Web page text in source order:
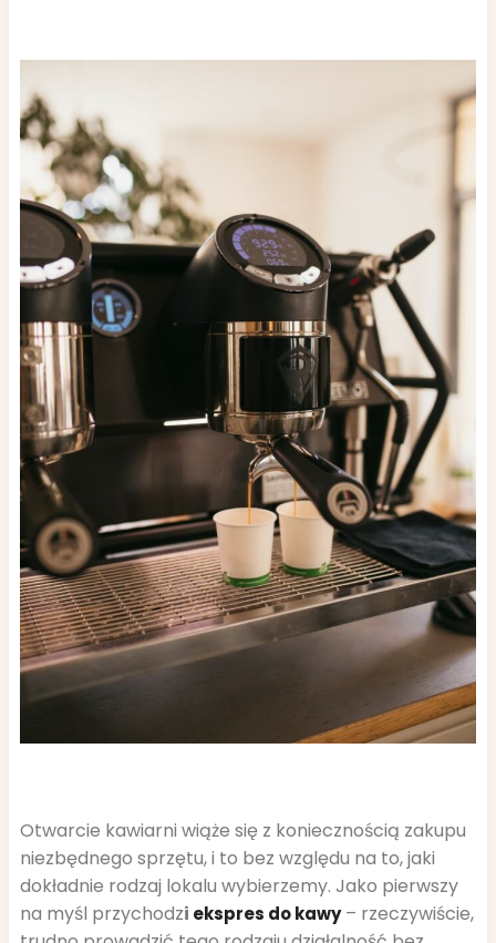
Otwarcie kawiarni wiąże się z koniecznością zakupu
niezbędnego sprzętu, i to bez względu na to, jaki
dokładnie rodzaj lokalu wybierzemy. Jako pierwszy
na myśl przychodzi ekspres do kawy– rzeczywiście,